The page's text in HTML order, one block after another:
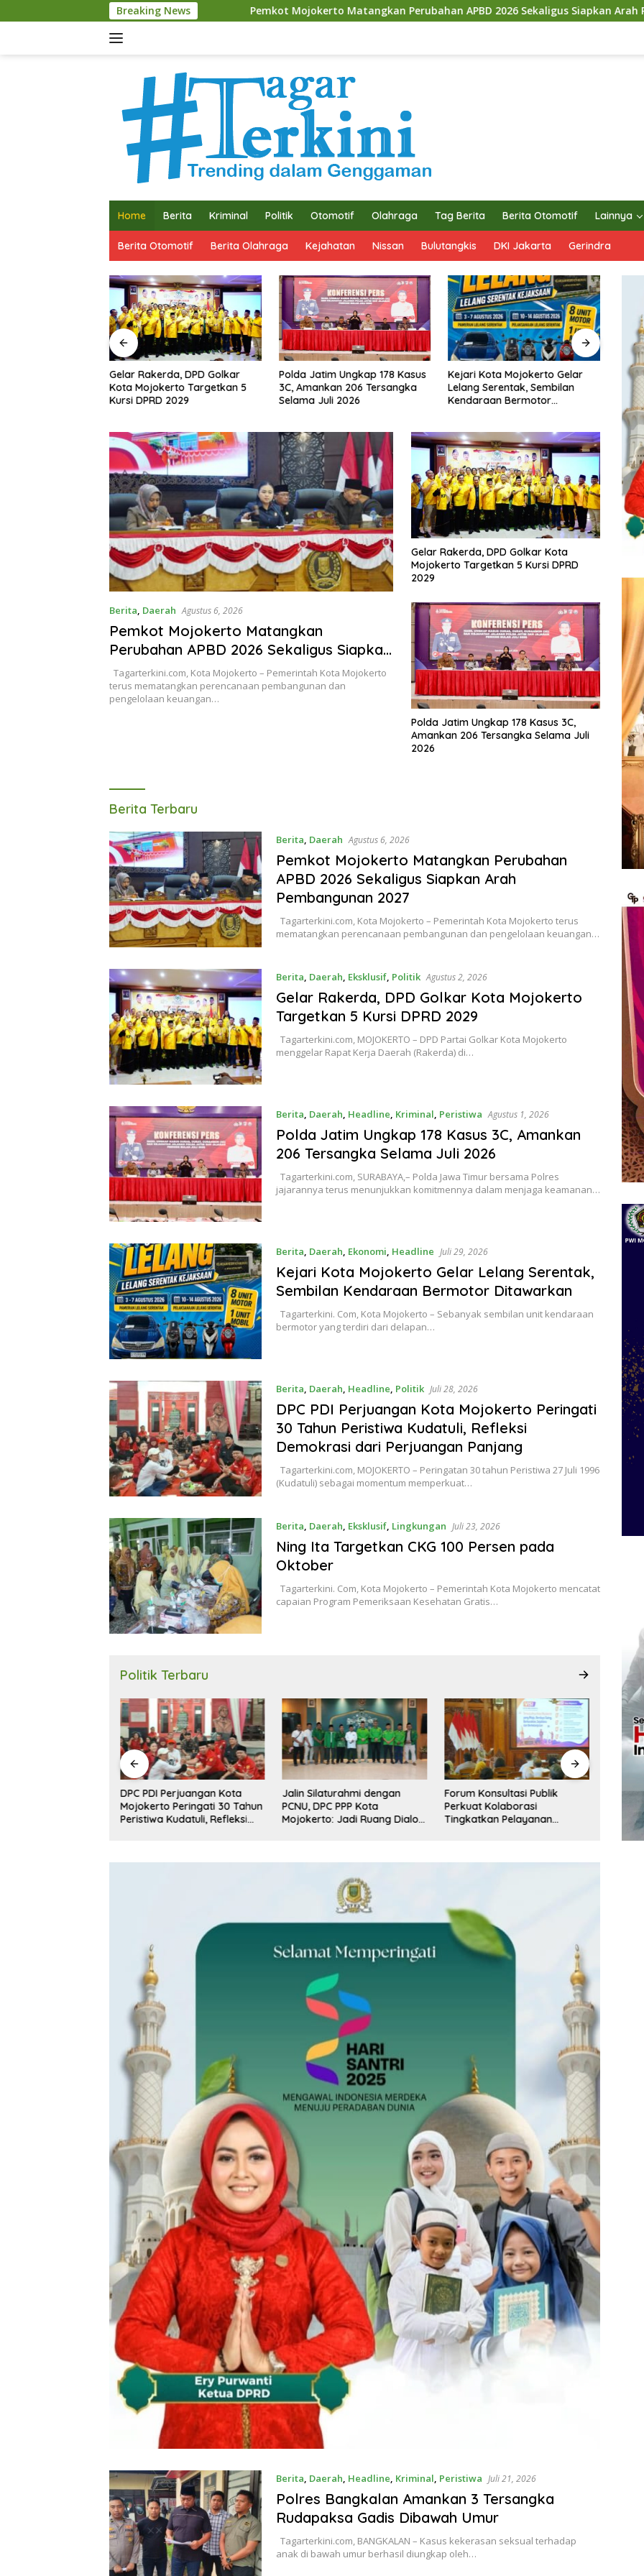
ke
Breaking News
Pemkot Mojokerto Matangkan Perubahan APBD 2026 Sekaligus Siapkan Arah Pembangunan 2027
Home Berita Kriminal Politik Otomotif Olahraga Tag Berita Berita Otomotif Lainnya
Berita Otomotif Berita Olahraga Kejahatan Nissan Bulutangkis DKI Jakarta Gerindra
Gelar Rakerda, DPD Golkar
Kota Mojokerto Targetkan 5
Kursi DPRD 2029
Polda Jatim Ungkap 178 Kasus
3C, Amankan 206 Tersangka
Selama Juli 2026
Kejari Kota Mojokerto Gelar
Lelang Serentak, Sembilan
Kendaraan Bermotor
Berita, Daerah Agustus 6, 2026
Pemkot Mojokerto Matangkan
Perubahan APBD 2026 Sekaligus Siapkan
Arah Pembangunan 2027
Tagarterkini.com, Kota Mojokerto – Pemerintah Kota Mojokerto
terus mematangkan perencanaan pembangunan dan
pengelolaan keuangan…
Gelar Rakerda, DPD Golkar Kota
Mojokerto Targetkan 5 Kursi DPRD
2029
Polda Jatim Ungkap 178 Kasus 3C,
Amankan 206 Tersangka Selama Juli
2026
Tagarterkini
Berita Terbaru
Berita, Daerah Agustus 6, 2026
Pemkot Mojokerto Matangkan Perubahan
APBD 2026 Sekaligus Siapkan Arah
Pembangunan 2027
Tagarterkini.com, Kota Mojokerto – Pemerintah Kota Mojokerto terus
mematangkan perencanaan pembangunan dan pengelolaan keuangan…
Berita, Daerah, Eksklusif, Politik Agustus 2, 2026
Gelar Rakerda, DPD Golkar Kota Mojokerto
Targetkan 5 Kursi DPRD 2029
Tagarterkini.com, MOJOKERTO – DPD Partai Golkar Kota Mojokerto
menggelar Rapat Kerja Daerah (Rakerda) di…
Berita, Daerah, Headline, Kriminal, Peristiwa Agustus 1, 2026
Polda Jatim Ungkap 178 Kasus 3C, Amankan
206 Tersangka Selama Juli 2026
Tagarterkini.com, SURABAYA,– Polda Jawa Timur bersama Polres
jajarannya terus menunjukkan komitmennya dalam menjaga keamanan…
Berita, Daerah, Ekonomi, Headline Juli 29, 2026
Kejari Kota Mojokerto Gelar Lelang Serentak,
Sembilan Kendaraan Bermotor Ditawarkan
Tagarterkini. Com, Kota Mojokerto – Sebanyak sembilan unit kendaraan
bermotor yang terdiri dari delapan…
Berita, Daerah, Headline, Politik Juli 28, 2026
DPC PDI Perjuangan Kota Mojokerto Peringati
30 Tahun Peristiwa Kudatuli, Refleksi
Demokrasi dari Perjuangan Panjang
Tagarterkini.com, MOJOKERTO – Peringatan 30 tahun Peristiwa 27 Juli 1996
(Kudatuli) sebagai momentum memperkuat…
Berita, Daerah, Eksklusif, Lingkungan Juli 23, 2026
Ning Ita Targetkan CKG 100 Persen pada
Oktober
Tagarterkini. Com, Kota Mojokerto – Pemerintah Kota Mojokerto mencatat
capaian Program Pemeriksaan Kesehatan Gratis…
Politik Terbaru
DPC PDI Perjuangan Kota
Mojokerto Peringati 30 Tahun
Peristiwa Kudatuli, Refleksi
Jalin Silaturahmi dengan
PCNU, DPC PPP Kota
Mojokerto: Jadi Ruang Dialog
Forum Konsultasi Publik
Perkuat Kolaborasi
Tingkatkan Pelayanan
Berita, Daerah, Headline, Kriminal, Peristiwa Juli 21, 2026
Polres Bangkalan Amankan 3 Tersangka
Rudapaksa Gadis Dibawah Umur
Tagarterkini.com, BANGKALAN – Kasus kekerasan seksual terhadap
anak di bawah umur berhasil diungkap oleh…